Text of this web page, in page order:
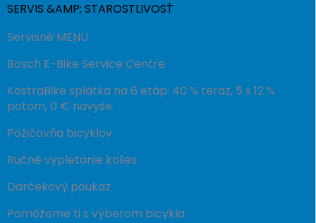
SERVIS &AMP; STAROSTLIVOSŤ
Servisné MENU
Bosch E-Bike Service Centre
KostraBike splátka na 6 etáp: 40 % teraz, 5 x 12 %
potom, 0 € navyše.
Požičovňa bicyklov
Ručné vypletanie kolies
Darčekový poukaz
Pomôžeme ti s výberom bicykla